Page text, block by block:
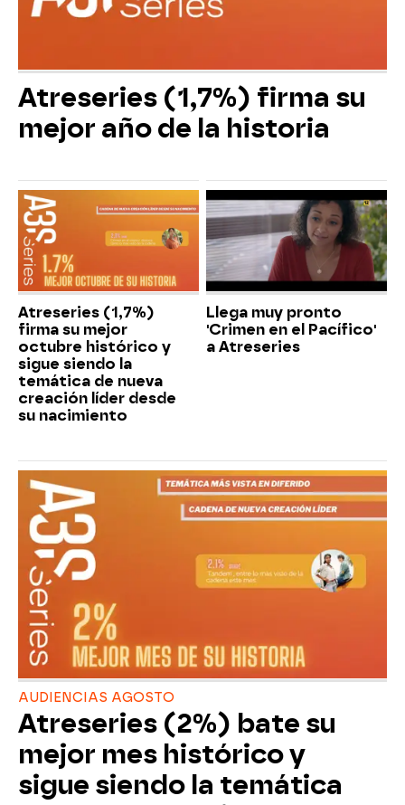
Atreseries (1,7%) firma su
mejor año de la historia
Atreseries (1,7%)
firma su mejor
octubre histórico y
sigue siendo la
temática de nueva
creación líder desde
su nacimiento
Llega muy pronto
'Crimen en el Pacífico'
a Atreseries
AUDIENCIAS AGOSTO
Atreseries (2%) bate su
mejor mes histórico y
sigue siendo la temática